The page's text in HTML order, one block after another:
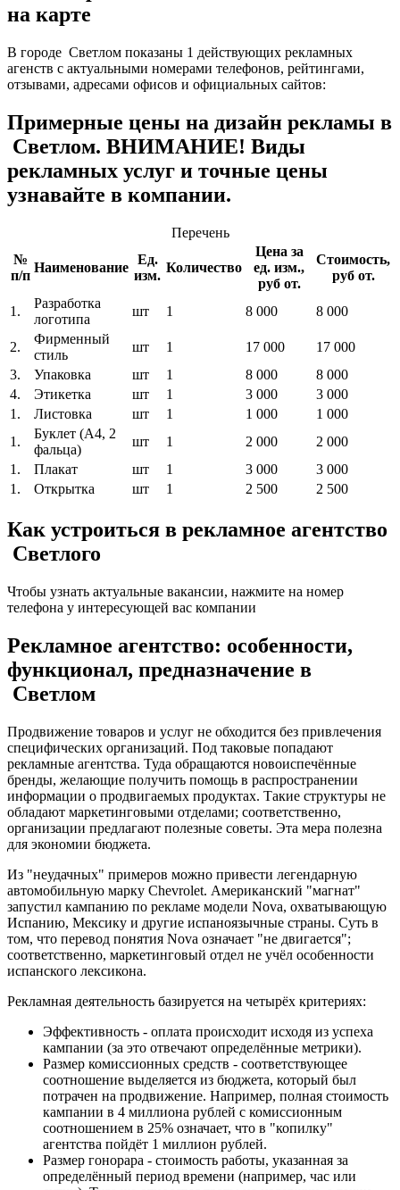
на карте
В городе Светлом показаны 1 действующих рекламных
агенств с актуальными номерами телефонов, рейтингами,
отзывами, адресами офисов и официальных сайтов:
Примерные цены на дизайн рекламы в
Светлом. ВНИМАНИЕ! Виды
рекламных услуг и точные цены
узнавайте в компании.
Перечень
№
п/п
Наименование
Ед.
изм.
Количество
Цена за
ед. изм.,
руб от.
Стоимость,
руб от.
1.
Разработка
логотипа
шт 1 8 000 8 000
2.
Фирменный
стиль
шт 1 17 000
17 000
3.
Упаковка шт 1 8 000
8 000
4.
Этикетка шт 1 3 000
3 000
1.
Листовка шт 1 1 000
1 000
1.
Буклет (A4, 2
фальца)
шт 1 2 000
2 000
1.
Плакат шт 1 3 000
3 000
1.
Открытка шт 1 2 500 2 500
Как устроиться в рекламное агентство
Светлого
Чтобы узнать актуальные вакансии, нажмите на номер
телефона у интересующей вас компании
Рекламное агентство: особенности,
функционал, предназначение в
Светлом
Продвижение товаров и услуг не обходится без привлечения
специфических организаций. Под таковые попадают
рекламные агентства. Туда обращаются новоиспечённые
бренды, желающие получить помощь в распространении
информации о продвигаемых продуктах. Такие структуры не
обладают маркетинговыми отделами; соответственно,
организации предлагают полезные советы. Эта мера полезна
для экономии бюджета.
Из "неудачных" примеров можно привести легендарную
автомобильную марку Chevrolet. Американский "магнат"
запустил кампанию по рекламе модели Nova, охватывающую
Испанию, Мексику и другие испаноязычные страны. Суть в
том, что перевод понятия Nova означает "не двигается";
соответственно, маркетинговый отдел не учёл особенности
испанского лексикона.
Рекламная деятельность базируется на четырёх критериях:
Эффективность - оплата происходит исходя из успеха
кампании (за это отвечают определённые метрики).
Размер комиссионных средств - соответствующее
соотношение выделяется из бюджета, который был
потрачен на продвижение. Например, полная стоимость
кампании в 4 миллиона рублей с комиссионным
соотношением в 25% означает, что в "копилку"
агентства пойдёт 1 миллион рублей.
Размер гонорара - стоимость работы, указанная за
определённый период времени (например, час или